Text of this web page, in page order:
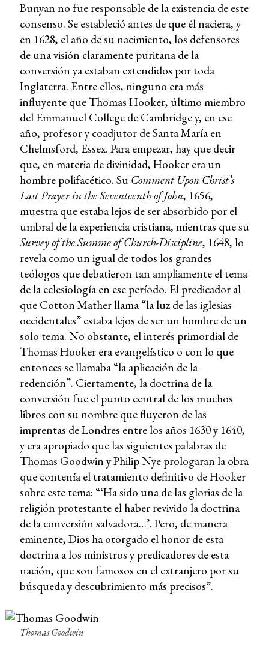
Bunyan no fue responsable de la existencia de este
consenso. Se estableció antes de que él naciera, y
en 1628, el año de su nacimiento, los defensores
de una visión claramente puritana de la
conversión ya estaban extendidos por toda
Inglaterra. Entre ellos, ninguno era más
influyente que Thomas Hooker, último miembro
del Emmanuel College de Cambridge y, en ese
año, profesor y coadjutor de Santa María en
Chelmsford, Essex. Para empezar, hay que decir
que, en materia de divinidad, Hooker era un
hombre polifacético. Su Comment Upon Christ’s
Last Prayer in the Seventeenthof John, 1656,
muestra que estaba lejos de ser absorbido por el
umbral de la experiencia cristiana, mientras que su
Survey of the Summe of Church-Discipline, 1648, lo
revela como un igual de todos los grandes
teólogos que debatieron tan ampliamente el tema
de la eclesiología en ese período. El predicador al
que Cotton Mather llama “la luz de las iglesias
occidentales” estaba lejos de ser un hombre de un
solo tema. No obstante, el interés primordial de
Thomas Hooker era evangelístico o con lo que
entonces se llamaba “la aplicación de la
redención”. Ciertamente, la doctrina de la
conversión fue el punto central de los muchos
libros con su nombre que fluyeron de las
imprentas de Londres entre los años 1630 y 1640,
y era apropiado que las siguientes palabras de
Thomas Goodwin y Philip Nye prologaran la obra
que contenía el tratamiento definitivo de Hooker
sobre este tema: “‘Ha sido una de las glorias de la
religión protestante el haber revivido la doctrina
de la conversión salvadora…’. Pero, de manera
eminente, Dios ha otorgado el honor de esta
doctrina a los ministros y predicadores de esta
nación, que son famosos en el extranjero por su
búsqueda y descubrimiento más precisos”.
Thomas Goodwin